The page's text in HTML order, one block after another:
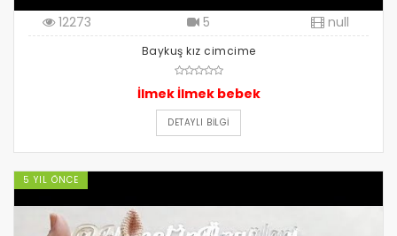
12273 5 null
Baykuş kız cimcime
İlmek İlmek bebek
DETAYLI BILGI
5 YIL ÖNCE